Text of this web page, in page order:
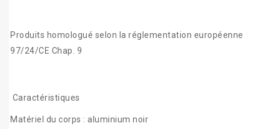
Produits homologué selon la réglementation européenne
97/24/CE Chap. 9
Caractéristiques
Matériel du corps : aluminium noir